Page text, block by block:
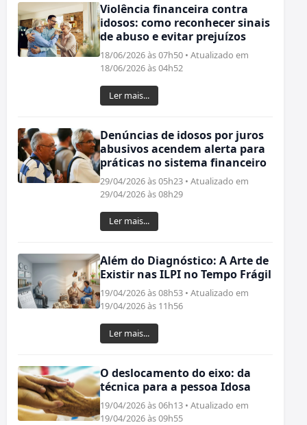
Violência financeira contra
idosos: como reconhecer sinais
de abuso e evitar prejuízos
18/06/2026 às 07h50 • Atualizado em
18/06/2026 às 04h52
Ler mais...
Denúncias de idosos por juros
abusivos acendem alerta para
práticas no sistema financeiro
29/04/2026 às 05h23 • Atualizado em
29/04/2026 às 08h29
Ler mais...
Além do Diagnóstico: A Arte de
Existir nas ILPI no Tempo Frágil
19/04/2026 às 08h53 • Atualizado em
19/04/2026 às 11h56
Ler mais...
O deslocamento do eixo: da
técnica para a pessoa Idosa
19/04/2026 às 06h13 • Atualizado em
19/04/2026 às 09h55